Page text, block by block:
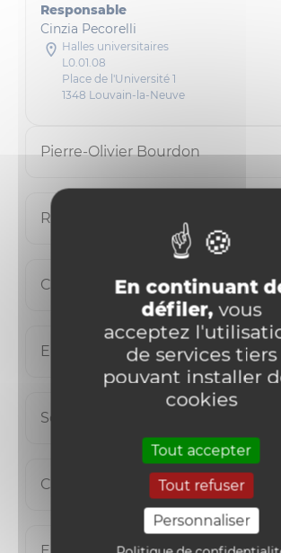
En continuant
défiler,vous
acceptez
de services tiers
pouvant installer
cookies
Tout accepter
Tout refuser
Personnaliser
Responsable
Cinzia Pecorelli
Halles universitaires
L0.01.08
Place de l'Université 1
1348 Louvain-la-Neuve
Pierre-Olivier Bourdon
Réginald Evrard
Chafia Hamdaoui Hamdaoui
Elodie Houssière
Souad Lepoivre
Cinzia Pecorelli